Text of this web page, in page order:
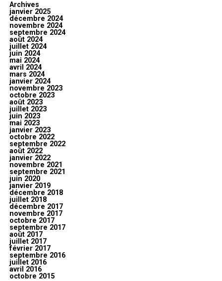
Archives
janvier 2025
décembre 2024
novembre 2024
septembre 2024
août 2024
juillet 2024
juin 2024
mai 2024
avril 2024
mars 2024
janvier 2024
novembre 2023
octobre 2023
août 2023
juillet 2023
juin 2023
mai 2023
janvier 2023
octobre 2022
septembre 2022
août 2022
janvier 2022
novembre 2021
septembre 2021
juin 2020
janvier 2019
décembre 2018
juillet 2018
décembre 2017
novembre 2017
octobre 2017
septembre 2017
août 2017
juillet 2017
février 2017
septembre 2016
juillet 2016
avril 2016
octobre 2015